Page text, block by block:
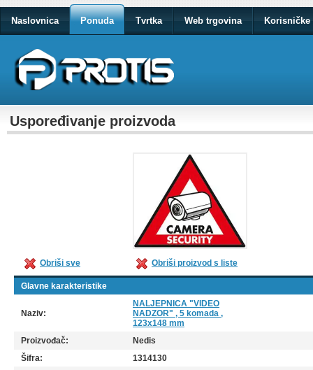
Naslovnica Ponuda Tvrtka Web trgovina Korisničke
Uspoređivanje proizvoda
Obriši sve Obriši proizvod s liste
Glavne karakteristike
Naziv:
NALJEPNICA "VIDEO
NADZOR" , 5 komada ,
123x148 mm
Proizvođač:
Nedis
Šifra:
1314130